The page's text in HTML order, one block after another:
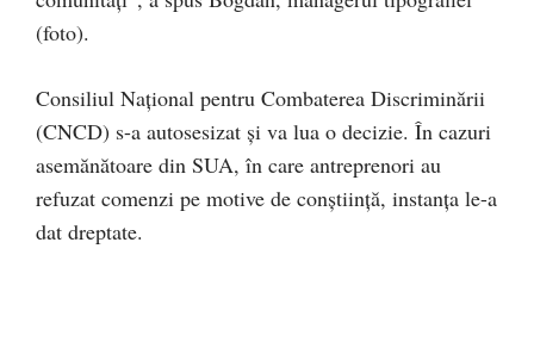
(foto).
Consiliul Național pentru Combaterea Discriminării
(CNCD) s-a autosesizat și va lua o decizie. În cazuri
asemănătoare din SUA, în care antreprenori au
refuzat comenzi pe motive de conștiință, instanța le-a
dat dreptate.